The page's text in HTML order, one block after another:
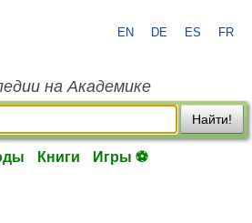
EN DE ES FR
на Академике
Найти!
Книги Игры ⚽